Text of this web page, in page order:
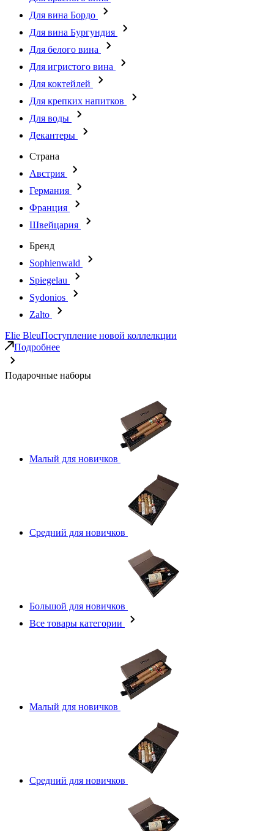
Для вина Бордо
Для вина Бургундия
Для белого вина
Для игристого вина
Для коктейлей
Для крепких напитков
Для воды
Декантеры
Страна
Австрия
Германия
Франция
Швейцария
Бренд
Sophienwald
Spiegelau
Sydonios
Zalto
Elie BleuПоступление новой коллелкции
Подробнее
Подарочные наборы
Малый для новичков
Средний для новичков
Большой для новичков
Все товары категории
Малый для новичков
Средний для новичков